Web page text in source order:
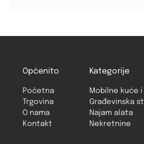
Općenito
Početna
Trgovina
O nama
Kontakt
Kategorije
Mobilne kuće
Građevinska
Najam alata
Nekretnine